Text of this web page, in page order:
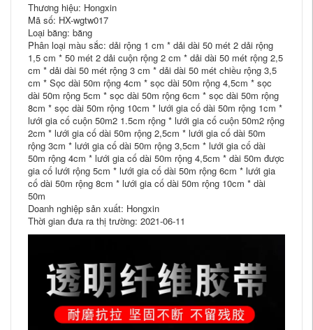
Thương hiệu: Hongxin
Mã số: HX-wgtw017
Loại băng: băng
Phân loại màu sắc: dải rộng 1 cm * dải dài 50 mét 2 dải rộng
1,5 cm * 50 mét 2 dải cuộn rộng 2 cm * dải dài 50 mét rộng 2,5
cm * dải dài 50 mét rộng 3 cm * dải dài 50 mét chiều rộng 3,5
cm * Sọc dài 50m rộng 4cm * sọc dài 50m rộng 4,5cm * sọc
dài 50m rộng 5cm * sọc dài 50m rộng 6cm * sọc dài 50m rộng
8cm * sọc dài 50m rộng 10cm * lưới gia cố dài 50m rộng 1cm *
lưới gia cố cuộn 50m2 1.5cm rộng * lưới gia cố cuộn 50m2 rộng
2cm * lưới gia cố dài 50m rộng 2,5cm * lưới gia cố dài 50m
rộng 3cm * lưới gia cố dài 50m rộng 3,5cm * lưới gia cố dài
50m rộng 4cm * lưới gia cố dài 50m rộng 4,5cm * dài 50m được
gia cố lưới rộng 5cm * lưới gia cố dài 50m rộng 6cm * lưới gia
cố dài 50m rộng 8cm * lưới gia cố dài 50m rộng 10cm * dài
50m
Doanh nghiệp sản xuất: Hongxin
Thời gian đưa ra thị trường: 2021-06-11